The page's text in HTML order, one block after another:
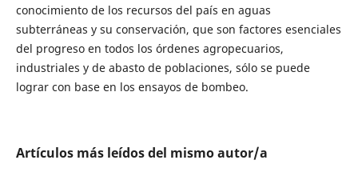
conocimiento de los recursos del país en aguas
subterráneas y su conservación, que son factores esenciales
del progreso en todos los órdenes agropecuarios,
industriales y de abasto de poblaciones, sólo se puede
lograr con base en los ensayos de bombeo.
Artículos más leídos del mismo autor/a